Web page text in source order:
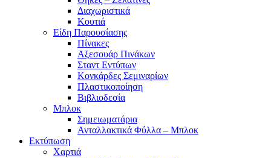
Διαχωριστικά
Κουτιά
Είδη Παρουσίασης
Πίνακες
Αξεσουάρ Πινάκων
Σταντ Εντύπων
Κονκάρδες Σεμιναρίων
Πλαστικοποίηση
Βιβλιοδεσία
Μπλοκ
Σημειωματάρια
Ανταλλακτικά Φύλλα – Μπλοκ
Εκτύπωση
Χαρτιά